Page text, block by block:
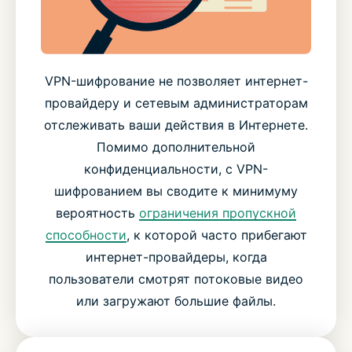
VPN-шифрование не позволяет интернет-
провайдеру и сетевым администраторам
отслеживать ваши действия в Интернете.
Помимо дополнительной
конфиденциальности, с VPN-
шифрованием вы сводите к минимуму
вероятность ограничения пропускной
способности, к которой часто прибегают
интернет-провайдеры, когда
пользователи смотрят потоковые видео
или загружают большие файлы.